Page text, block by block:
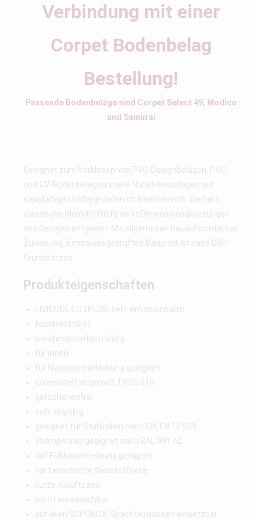
Verbindung mit einer
Corpet Bodenbelag
Bestellung!
Passende Bodenbeläge sind Corpet Select 49, Modico
und Samurai
Geeignet zum Verkleben von PVC-Designbelägen, PVC-
und CV-Bodenbelägen sowie Nadelvliesbelägen auf
saugfähigen Untergründen im Innenbereich. Die hart
elastische Klebstoffriefe wirkt Dimensionsänderungen
des Belages entgegen. Mit allgemeiner bauaufsichtlicher
Zulassung. Emissionsgeprüftes Bauprodukt nach DIBt-
Grundsätzen.
Produkteigenschaften
EMICODE EC 1PLUS: sehr emissionsarm
faserverstärkt
weichmacherbeständig
für innen
für Nassbettverklebung geeignet
lösemittelfrei gemäß TRGS 610
geruchsneutral
sehr ergiebig
geeignet für Stuhlrollen nach DIN EN 12 529
shampooniergeeignet nach RAL 991 A2
auf Fußbodenheizung geeignet
hart elastische Klebstoffriefe
kurze Ablüftezeit
leicht verstreichbar
auf allen SCHÖNOX-Spachtelmassen einsetzbar